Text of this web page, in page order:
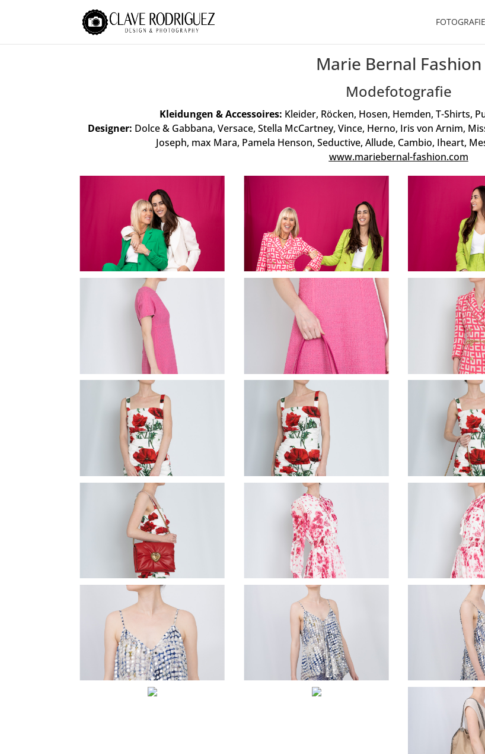
FOTOGRAFIE
Marie Bernal Fashion
Modefotografie
Kleidungen & Accessoires: Kleider, Röcken, Hosen, Hemden, T-Shirts,
Designer: Dolce & Gabbana, Versace, Stella McCartney, Vince, Herno, Iris von Arnim,
Joseph, max Mara, Pamela Henson, Seductive, Allude, Cambio, Iheart,
www.mariebernal-fashion.com